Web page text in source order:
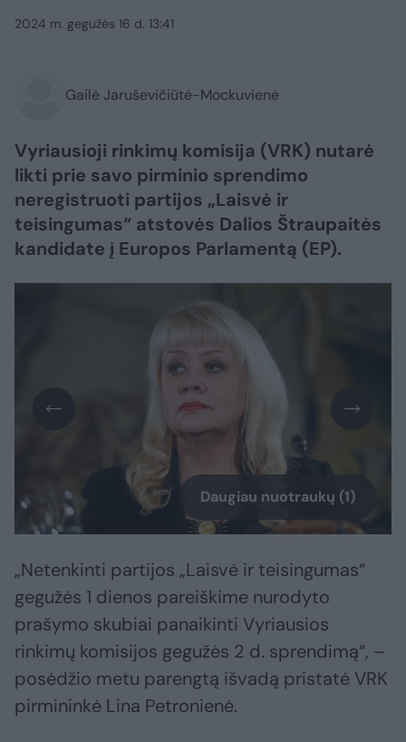
2024 m. gegužės 16 d. 13:41
Gailė Jaruševičiūtė-Mockuvienė
Vyriausioji rinkimų komisija (VRK) nutarė
likti prie savo pirminio sprendimo
neregistruoti partijos „Laisvė ir
teisingumas“ atstovės Dalios Štraupaitės
kandidate į Europos Parlamentą (EP).
Daugiau nuotraukų (1)
„Netenkinti partijos „Laisvė ir teisingumas“
gegužės 1 dienos pareiškime nurodyto
prašymo skubiai panaikinti Vyriausios
rinkimų komisijos gegužės 2 d. sprendimą“, –
posėdžio metu parengtą išvadą pristatė VRK
pirmininkė Lina Petronienė.